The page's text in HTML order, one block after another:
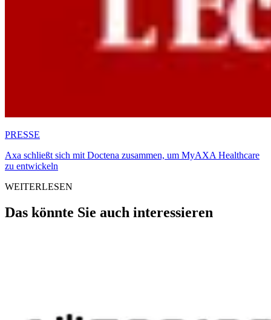
PRESSE
Axa schließt sich mit Doctena zusammen, um MyAXA Healthcare
zu entwickeln
WEITERLESEN
Das könnte Sie auch interessieren